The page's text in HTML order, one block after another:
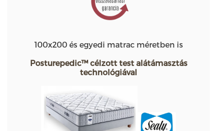
100x200 és egyedi matrac méretben is
Posturepedic™ célzott test alátámasztás
technológiával